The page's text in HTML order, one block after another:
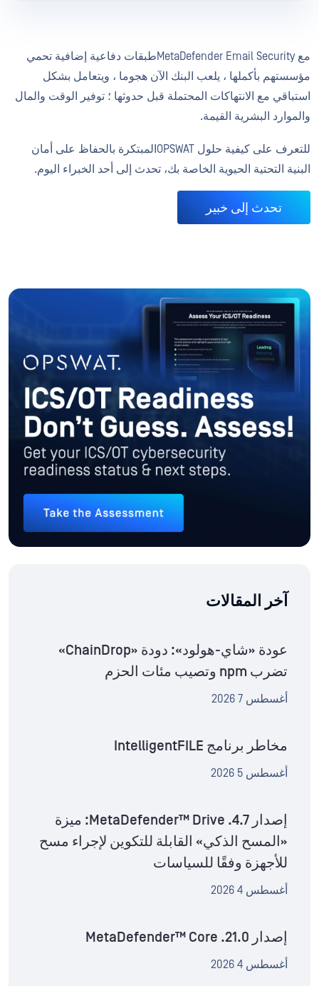
مع MetaDefender Email Securityطبقات دفاعية إضافية تحمي
مؤسستهم بأكملها ، يلعب البنك الآن هجوما ، ويتعامل بشكل
استباقي مع الانتهاكات المحتملة قبل حدوثها ؛ توفير الوقت والمال
والموارد البشرية القيمة.
للتعرف على كيفية حلول OPSWATالمبتكرة بالحفاظ على أمان
البنية التحتية الحيوية الخاصة بك، تحدث إلى أحد الخبراء اليوم.
تحدث إلى خبير
آخر المقالات
عودة «شاي-هولود»: دودة «ChainDrop»
تضرب npm وتصيب مئات الحزم
أغسطس 7 2026
مخاطر برنامج IntelligentFILE
أغسطس 5 2026
إصدار MetaDefender™ Drive .4.7: ميزة
«المسح الذكي» القابلة للتكوين لإجراء مسح
للأجهزة وفقًا للسياسات
أغسطس 4 2026
إصدار MetaDefender™ Core .21.0
أغسطس 4 2026